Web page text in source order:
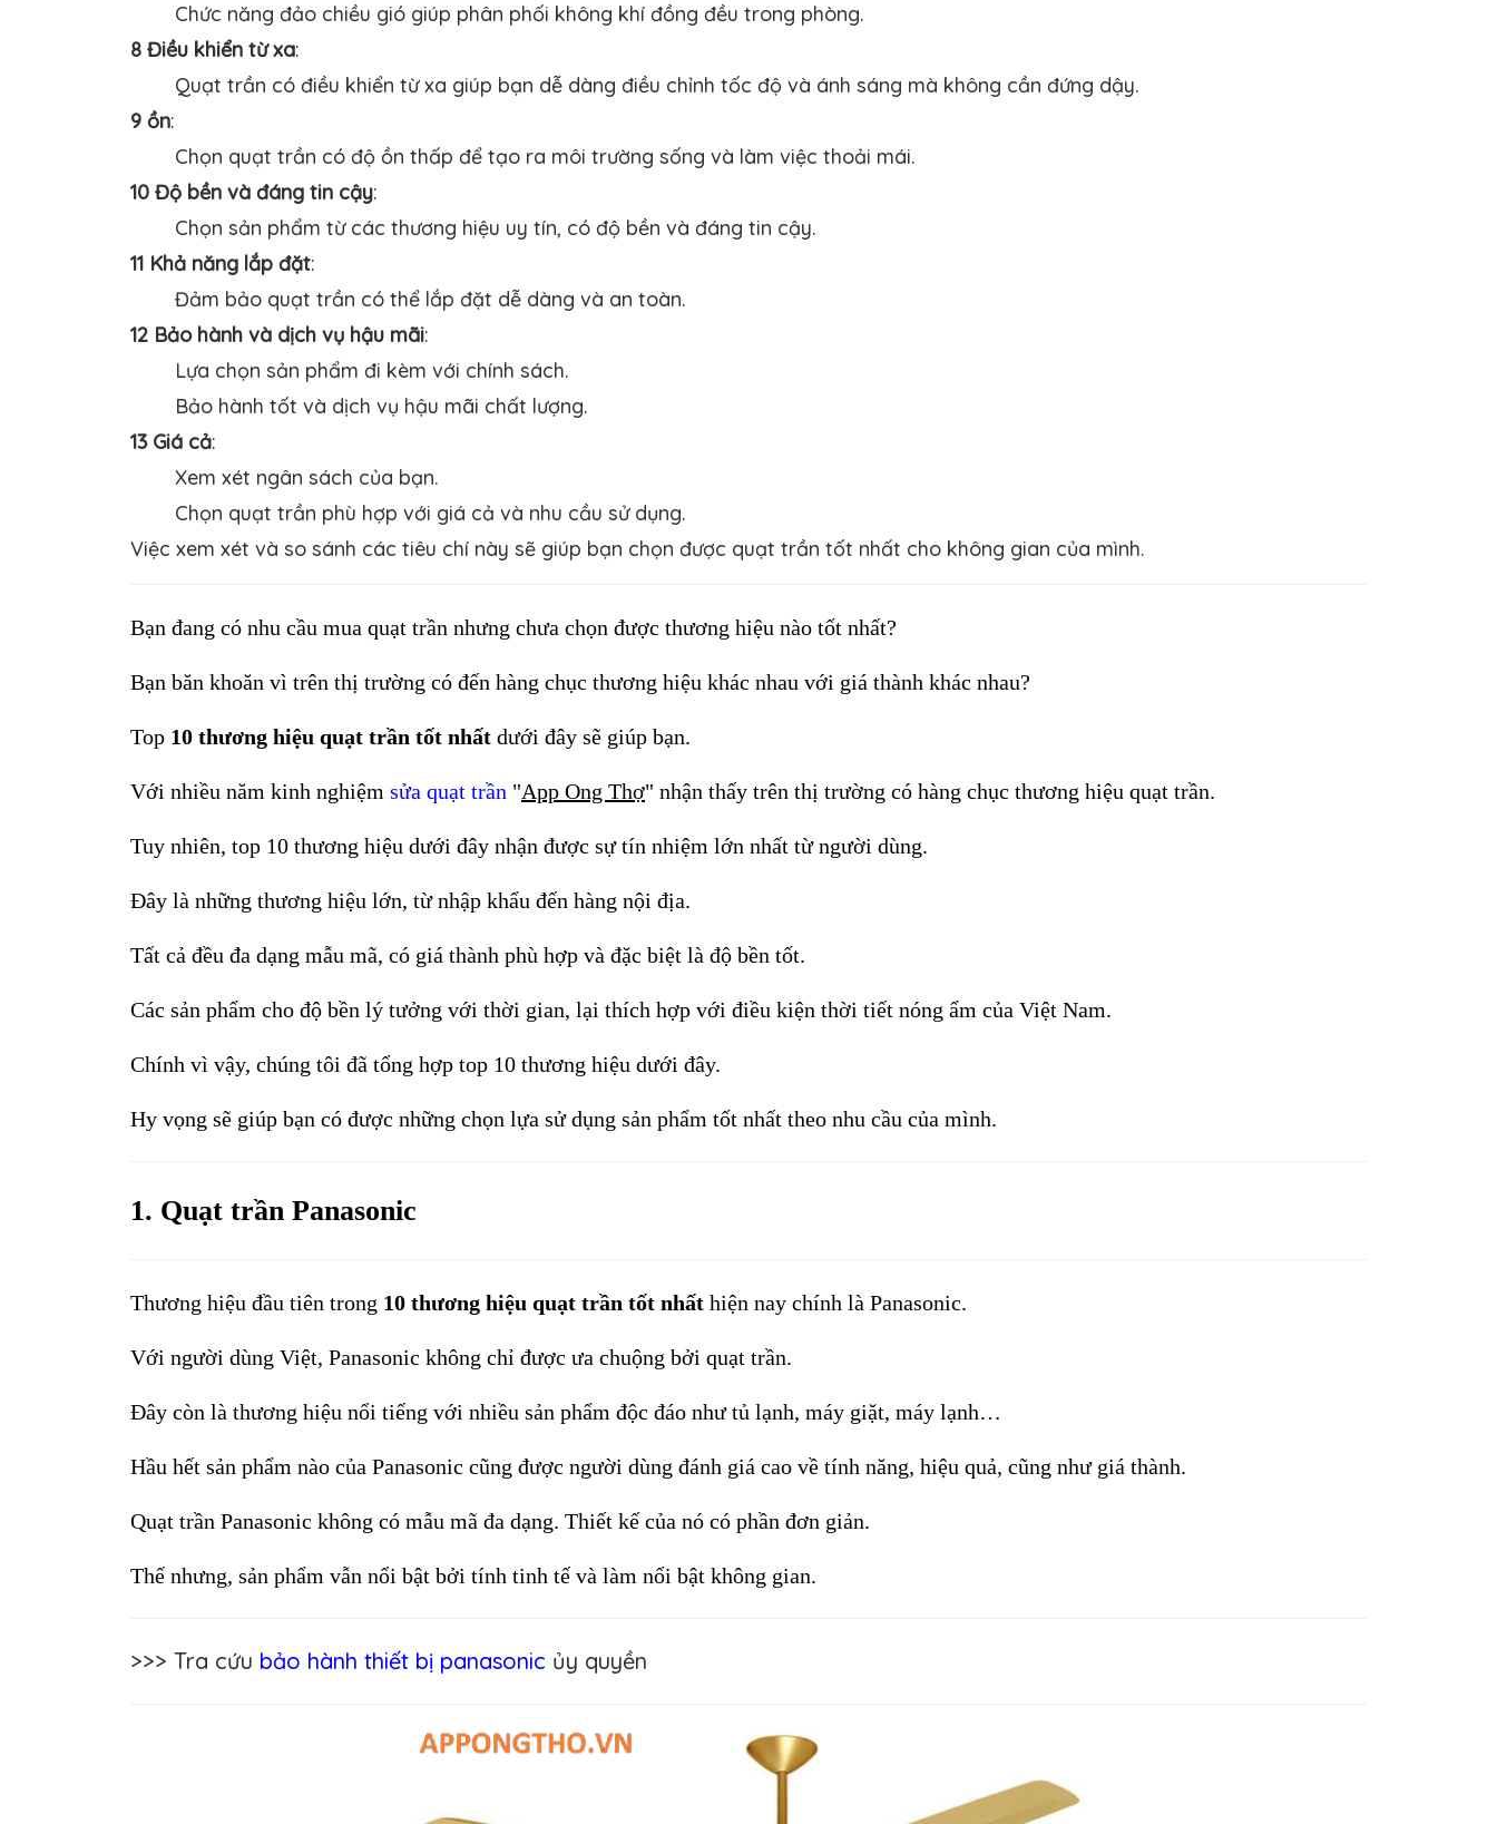
Chức năng đảo chiều gió giúp phân phối không khí đồng đều trong phòng.
8 Điều khiển từ xa:
Quạt trần có điều khiển từ xa giúp bạn dễ dàng điều chỉnh tốc độ và ánh sáng mà không cần đứng dậy.
9 ồn:
Chọn quạt trần có độ ồn thấp để tạo ra môi trường sống và làm việc thoải mái.
10 Độ bền và đáng tin cậy:
Chọn sản phẩm từ các thương hiệu uy tín, có độ bền và đáng tin cậy.
11 Khả năng lắp đặt:
Đảm bảo quạt trần có thể lắp đặt dễ dàng và an toàn.
12 Bảo hành và dịch vụ hậu mãi:
Lựa chọn sản phẩm đi kèm với chính sách.
Bảo hành tốt và dịch vụ hậu mãi chất lượng.
13 Giá cả:
Xem xét ngân sách của bạn.
Chọn quạt trần phù hợp với giá cả và nhu cầu sử dụng.
Việc xem xét và so sánh các tiêu chí này sẽ giúp bạn chọn được quạt trần tốt nhất cho không gian của mình.
Bạn đang có nhu cầu mua quạt trần nhưng chưa chọn được thương hiệu nào tốt nhất?
Bạn băn khoăn vì trên thị trường có đến hàng chục thương hiệu khác nhau với giá thành khác nhau?
Top 10 thương hiệu quạt trần tốt nhất dưới đây sẽ giúp bạn.
Với nhiều năm kinh nghiệm sửa quạt trần "App Ong Thợ" nhận thấy trên thị trường có hàng chục thương hiệu quạt trần.
Tuy nhiên, top 10 thương hiệu dưới đây nhận được sự tín nhiệm lớn nhất từ người dùng.
Đây là những thương hiệu lớn, từ nhập khẩu đến hàng nội địa.
Tất cả đều đa dạng mẫu mã, có giá thành phù hợp và đặc biệt là độ bền tốt.
Các sản phẩm cho độ bền lý tưởng với thời gian, lại thích hợp với điều kiện thời tiết nóng ẩm của Việt Nam.
Chính vì vậy, chúng tôi đã tổng hợp top 10 thương hiệu dưới đây.
Hy vọng sẽ giúp bạn có được những chọn lựa sử dụng sản phẩm tốt nhất theo nhu cầu của mình.
1. Quạt trần Panasonic
Thương hiệu đầu tiên trong 10 thương hiệu quạt trần tốt nhất hiện nay chính là Panasonic.
Với người dùng Việt, Panasonic không chỉ được ưa chuộng bởi quạt trần.
Đây còn là thương hiệu nổi tiếng với nhiều sản phẩm độc đáo như tủ lạnh, máy giặt, máy lạnh…
Hầu hết sản phẩm nào của Panasonic cũng được người dùng đánh giá cao về tính năng, hiệu quả, cũng như giá thành.
Quạt trần Panasonic không có mẫu mã đa dạng. Thiết kế của nó có phần đơn giản.
Thế nhưng, sản phẩm vẫn nổi bật bởi tính tinh tế và làm nổi bật không gian.
>>> Tra cứu bảo hành thiết bị panasonic ủy quyền